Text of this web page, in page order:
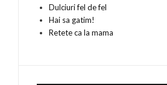
Dulciuri fel de fel
Hai sa gatim!
Retete ca la mama